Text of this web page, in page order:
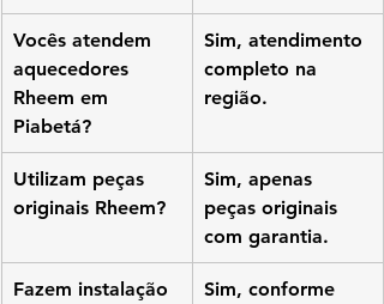
Vocês atendem
aquecedores
Rheem em
Piabetá?
Sim, atendimento
completo na
região.
Utilizam peças
originais Rheem?
Sim, apenas
peças originais
com garantia.
Fazem instalação
Sim, conforme